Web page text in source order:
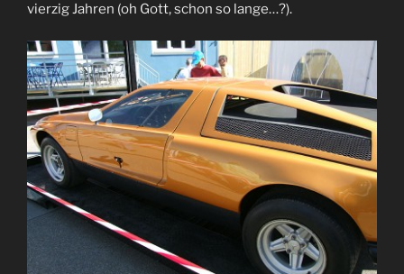
vierzig Jahren (oh Gott, schon so lange…?).